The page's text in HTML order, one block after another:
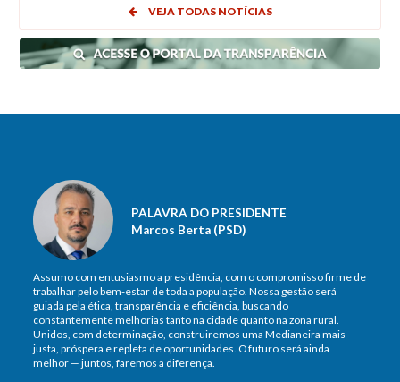
VEJA TODAS NOTÍCIAS
PALAVRA DO PRESIDENTE
Marcos Berta (PSD)
Assumo com entusiasmo a presidência, com o compromisso firme de
trabalhar pelo bem-estar de toda a população. Nossa gestão será
guiada pela ética, transparência e eficiência, buscando
constantemente melhorias tanto na cidade quanto na zona rural.
Unidos, com determinação, construiremos uma Medianeira mais
justa, próspera e repleta de oportunidades. O futuro será ainda
melhor — juntos, faremos a diferença.